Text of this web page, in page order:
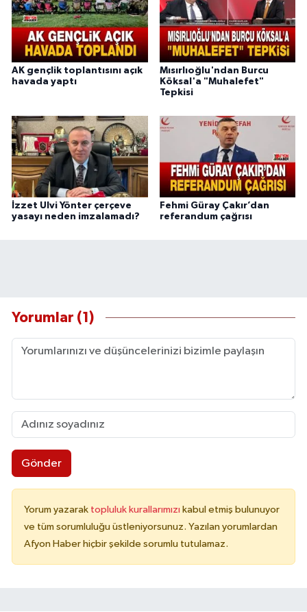
AK gençlik toplantısını açık
havada yaptı
Mısırlıoğlu'ndan Burcu
Köksal'a "Muhalefet"
Tepkisi
İzzet Ulvi Yönter çerçeve
yasayı neden imzalamadı?
Fehmi Güray Çakır’dan
referandum çağrısı
Yorumlar (1)
Gönder
Yorum yazarak topluluk kurallarımızı kabul etmiş bulunuyor
ve tüm sorumluluğu üstleniyorsunuz. Yazılan yorumlardan
Afyon Haber hiçbir şekilde sorumlu tutulamaz.